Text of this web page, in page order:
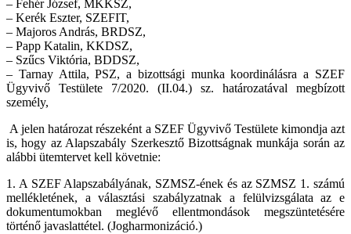
– Fehér József, MKKSZ,
– Kerék Eszter, SZEFIT,
– Majoros András, BRDSZ,
– Papp Katalin, KKDSZ,
– Szűcs Viktória, BDDSZ,
– Tarnay Attila, PSZ, a bizottsági munka koordinálásra a SZEF
Ügyvivő Testülete 7/2020. (II.04.) sz. határozatával megbízott
személy,
A jelen határozat részeként a SZEF Ügyvivő Testülete kimondja azt
is, hogy az Alapszabály Szerkesztő Bizottságnak munkája során az
alábbi ütemtervet kell követnie:
1. A SZEF Alapszabályának, SZMSZ-ének és az SZMSZ 1. számú
mellékletének, a választási szabályzatnak a felülvizsgálata az e
dokumentumokban meglévő ellentmondások megszüntetésére
történő javaslattétel. (Jogharmonizáció.)